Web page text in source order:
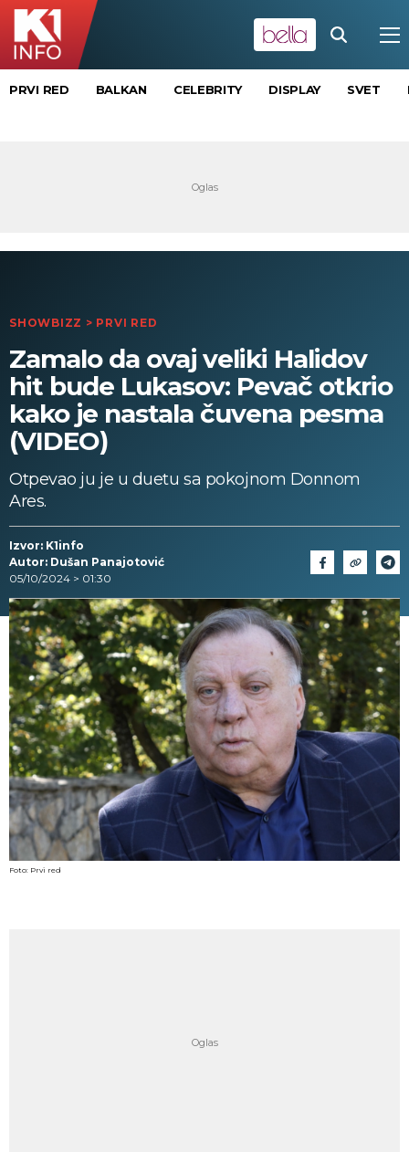
PRVI RED BALKAN CELEBRITY DISPLAY SVET
SHOWBIZZ > PRVI RED
Zamalo da ovaj veliki Halidov
hit bude Lukasov: Pevač otkrio
kako je nastala čuvena pesma
(VIDEO)
Otpevao ju je u duetu sa pokojnom Donnom
Ares.
Izvor: K1info
Autor: Dušan Panajotović
05/10/2024 > 01:30
Foto: Prvi red